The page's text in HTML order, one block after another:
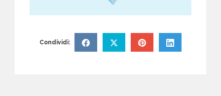
Condividi: